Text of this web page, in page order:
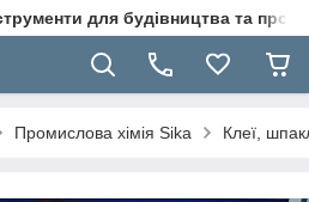
для будівництва та
Промислова хімія Sika Клеї,